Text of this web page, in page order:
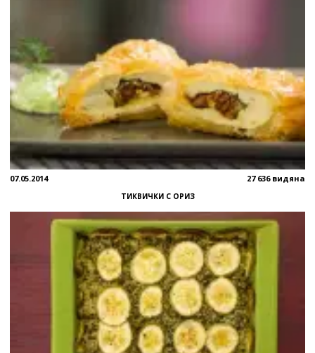
07.05.2014 27 636 видяна
ТИКВИЧКИ С ОРИЗ